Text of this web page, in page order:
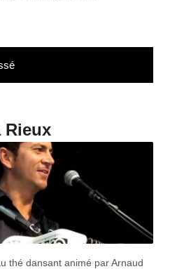
Rieux
thé dansant animé par Arnaud